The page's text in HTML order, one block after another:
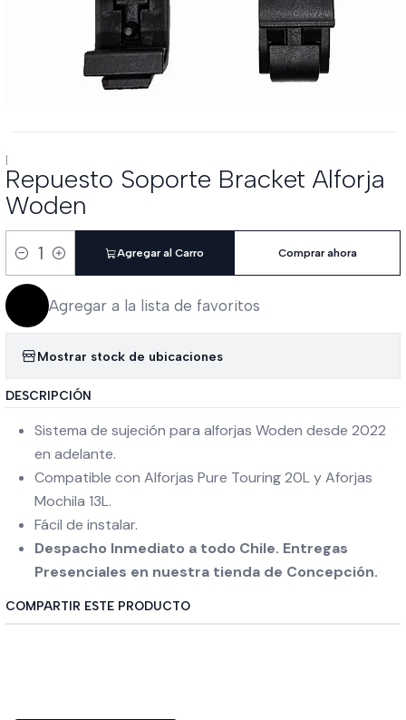
|
Repuesto Soporte Bracket Alforja
Woden
Cantidad
Agregar al Carro Comprar ahora
Agregar a la lista de favoritos
Mostrar stock de ubicaciones
DESCRIPCIÓN
Sistema de sujeción para alforjas Woden desde 2022
en adelante.
Compatible con Alforjas Pure Touring 20L y Aforjas
Mochila 13L.
Fácil de instalar.
Despacho Inmediato a todo Chile. Entregas
Presenciales en nuestra tienda de Concepción.
COMPARTIR ESTE PRODUCTO